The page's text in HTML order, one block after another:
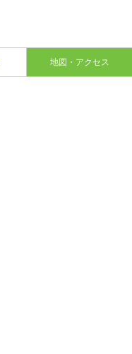
地図・アクセス